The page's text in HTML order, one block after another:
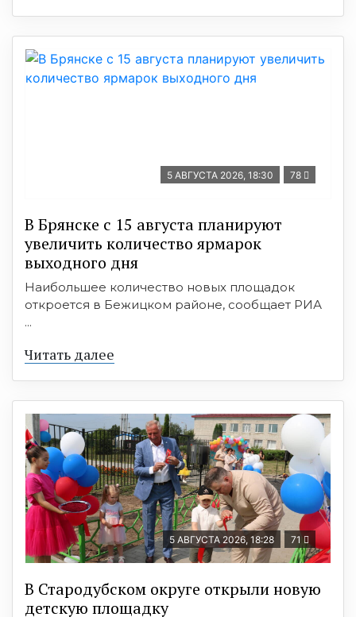
5 АВГУСТА 2026, 18:30 78
В Брянске с 15 августа планируют
увеличить количество ярмарок
выходного дня
Наибольшее количество новых площадок
откроется в Бежицком районе, сообщает РИА
...
Читать далее
5 АВГУСТА 2026, 18:28 71
В Стародубском округе открыли новую
детскую площадку